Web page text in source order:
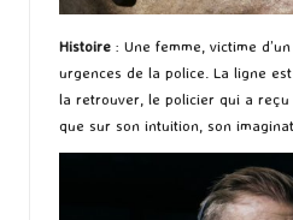
Histoire : Une femme, victime
urgences de la police. La ligne
la retrouver, le policier qui a reçu
que sur son intuition, son